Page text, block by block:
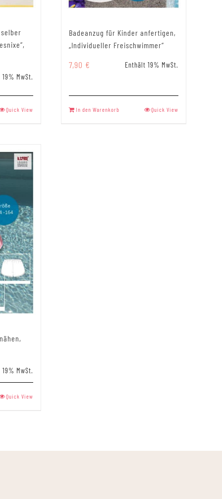
MwSt.
Quick View
Badeanzug für Kinder anfertigen,
„Individueller Freischwimmer“
7,90 € Enthält 19% MwSt.
In den Warenkorb Quick View
MwSt.
Quick View